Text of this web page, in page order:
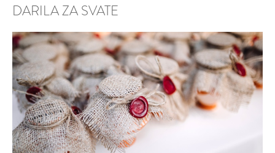
DARILA ZA SVATE